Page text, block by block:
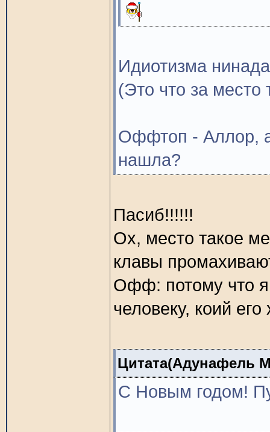
Идиотизма
(Это что за место
Оффтоп - Аллор, а
нашла?
Пасиб!!!!!!
Ох, место такое
клавы
Офф: потому что я
человеку, коий
Цитата(Адунафель
С Новым годом!